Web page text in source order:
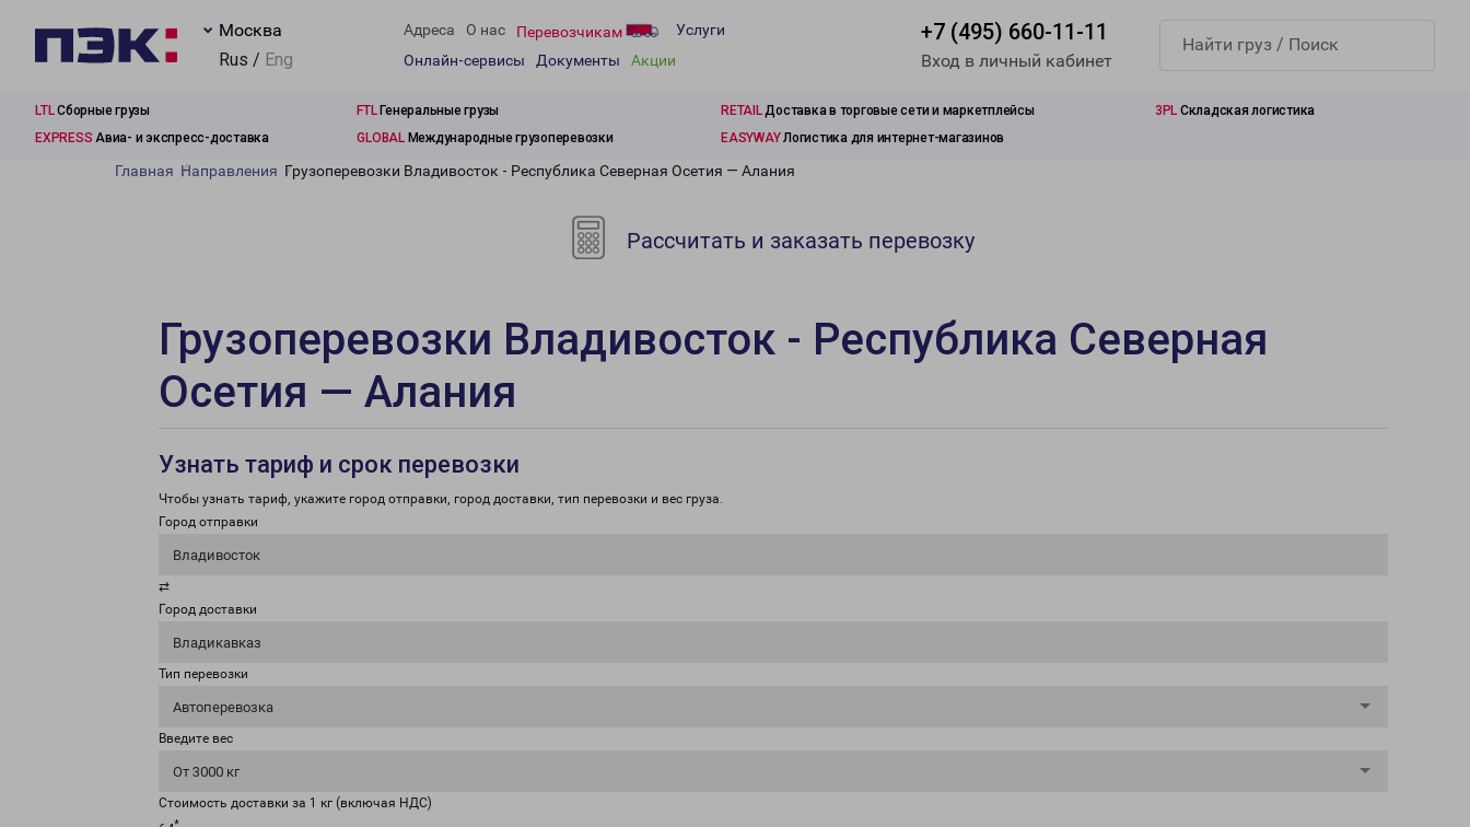
Москва
Rus / Eng
Адреса О нас Перевозчикам
Услуги
Онлайн-сервисы
Документы Акции
+7 (495) 660-11-11
Вход в личный кабинет
LTLСборные грузы FTLГенеральные грузы RETAILДоставка в торговые сети и маркетплейсы 3PL Складская логистика
EXPRESS Авиа- и экспресс-доставка GLOBALМеждународные грузоперевозки EASYWAYЛогистика для интернет-магазинов
Главная Направления Грузоперевозки Владивосток - Республика Северная Осетия — Алания
Рассчитать и заказать перевозку
Грузоперевозки Владивосток - Республика Северная
Осетия — Алания
Узнать тариф и срок перевозки
Чтобы узнать тариф, укажите город отправки, город доставки, тип перевозки и вес груза.
Город отправки
Владивосток
⇄
Город доставки
Владикавказ
Тип перевозки
Автоперевозка
Введите вес
От 3000 кг
Стоимость доставки за 1 кг (включая НДС)
*